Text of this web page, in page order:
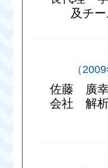
及チ
（
佐藤 廣幸
会社 解